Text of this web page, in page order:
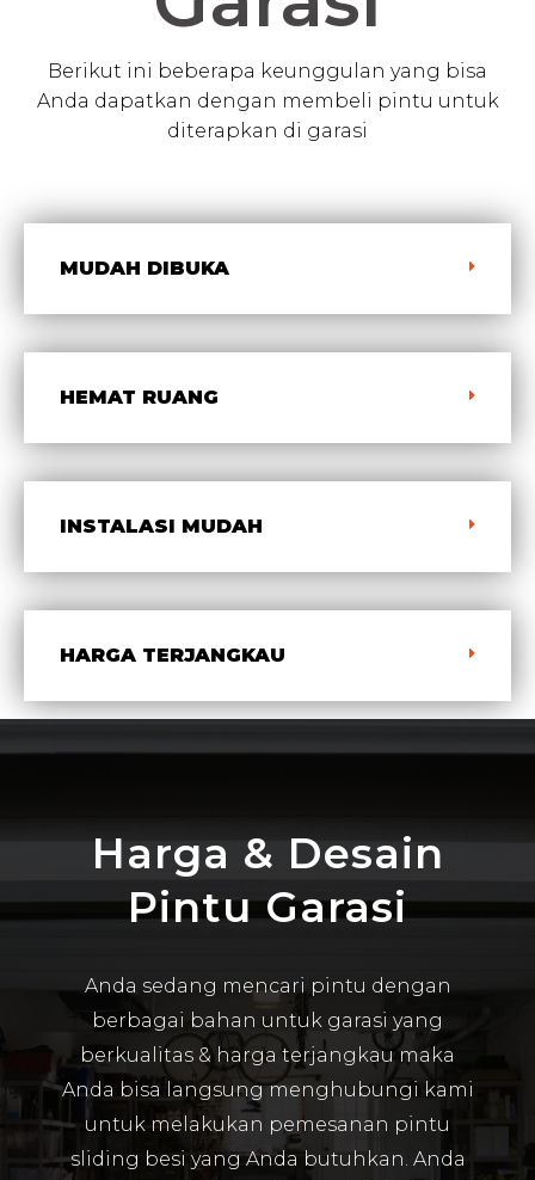
Berikut ini beberapa keunggulan yang bisa
Anda dapatkan dengan membeli pintu untuk
diterapkan di garasi
MUDAH DIBUKA
HEMAT RUANG
INSTALASI MUDAH
HARGA TERJANGKAU
Harga & Desain
Pintu Garasi
Anda sedang mencari pintu dengan
berbagai bahan untuk garasi yang
berkualitas & harga terjangkau maka
Anda bisa langsung menghubungi kami
untuk melakukan pemesanan pintu
sliding besi yang Anda butuhkan. Anda